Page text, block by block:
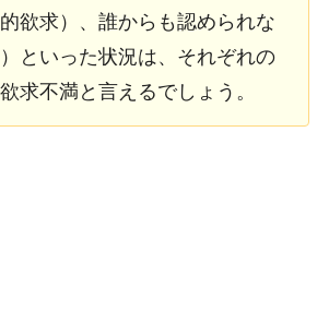
欲求）、誰からも認められな
といった状況は、それぞれの
求不満と言えるでしょう。